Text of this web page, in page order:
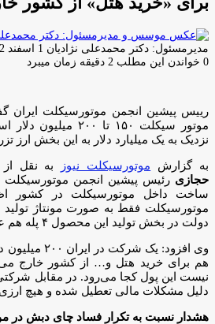
مدیرمسئول: دکتر محمدعلی نژادیان ارسال
ایمیل
1 اسفند 1402 19:00
0 خواندن این مطلب 2 دقیقه زمان میبرد
رییس پیشین انجمن موتورسیکلت
موتور سیکلت ۱۵۰ تا
نزدیک به یک میلیارد دلار به این بخش ارز
به گزارش موتورسیکلت نیوز به نقل
حجازی رئیس پیشین انجمن موتورسیکلت
ساخت داخل موتورسیکلت در کشور
موتورسیکلت فقط به صورت مونتاژ
دولت در بخش تولید این محصول ۴ پله هم عقب افتادیم.
وی افزود: یک
هم برای خرید هتل و… از کشور خارج
نیست این پول کجا می‌رود. در مقابل شرکتی
دلیل مشکلات مالی تعطیل شده و هیچ
هشدار نسبت به تکرار فساد چای دبش در